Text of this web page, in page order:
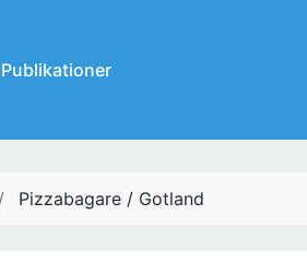
Publikationer
Pizzabagare / Gotland